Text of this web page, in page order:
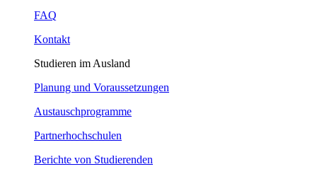
FAQ
Kontakt
Studieren im Ausland
Planung und Voraussetzungen
Austauschprogramme
Partnerhochschulen
Berichte von Studierenden